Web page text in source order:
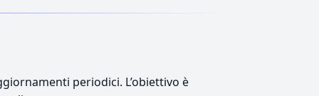
periodici. L’obiettivo è